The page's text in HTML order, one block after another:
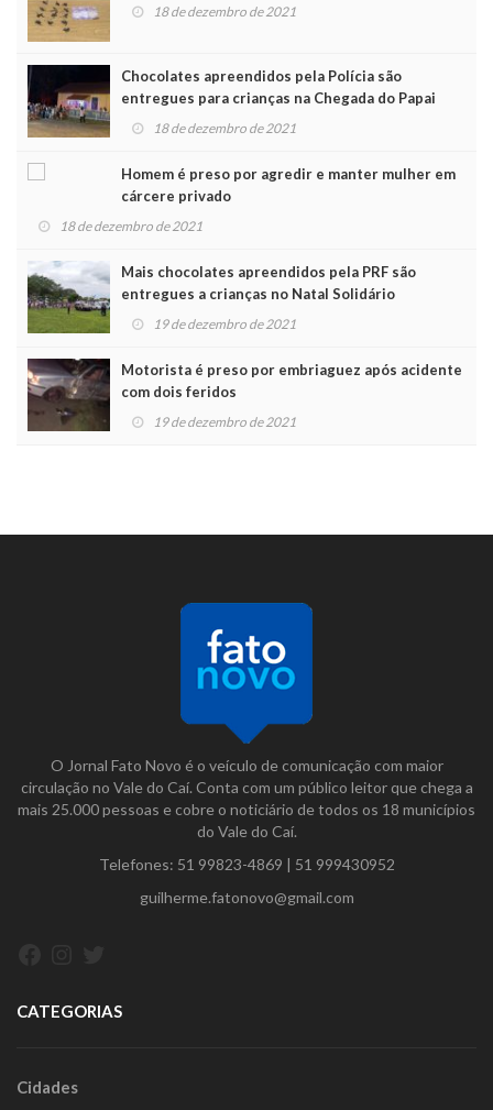
18 de dezembro de 2021
Chocolates apreendidos pela Polícia são
entregues para crianças na Chegada do Papai
Noel 18 de dezembro de 2021
Homem é preso por agredir e manter mulher em
cárcere privado
18 de dezembro de 2021
Mais chocolates apreendidos pela PRF são
entregues a crianças no Natal Solidário
19 de dezembro de 2021
Motorista é preso por embriaguez após acidente
com dois feridos
19 de dezembro de 2021
O Jornal Fato Novo é o veículo de comunicação com maior
circulação no Vale do Caí. Conta com um público leitor que chega a
mais 25.000 pessoas e cobre o noticiário de todos os 18 municípios
do Vale do Caí.
Telefones: 51 99823-4869 | 51 999430952
guilherme.fatonovo@gmail.com
CATEGORIAS
Cidades